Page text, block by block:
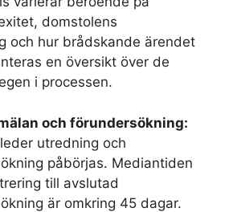
domstolens
och hur brådskande ärendet
en översikt över de
i processen.
och förundersökning:
utredning och
påbörjas. Mediantiden
till avslutad
är omkring 45 dagar.